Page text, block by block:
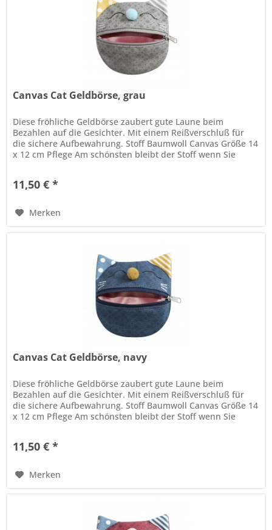
Canvas Cat Geldbörse, grau
Diese fröhliche Geldbörse zaubert gute Laune beim
Bezahlen auf die Gesichter. Mit einem Reißverschluß für
die sichere Aufbewahrung. Stoff Baumwoll Canvas Größe 14
x 12 cm Pflege Am schönsten bleibt der Stoff wenn Sie
11,50 € *
Merken
Canvas Cat Geldbörse, navy
Diese fröhliche Geldbörse zaubert gute Laune beim
Bezahlen auf die Gesichter. Mit einem Reißverschluß für
die sichere Aufbewahrung. Stoff Baumwoll Canvas Größe 14
x 12 cm Pflege Am schönsten bleibt der Stoff wenn Sie
11,50 € *
Merken